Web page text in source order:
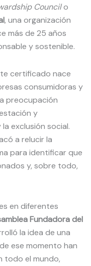
Councilo
, una organización
más de 25 años
y sostenible.
certificado nace
consumidoras y
preocupación
y
exclusión social.
a relucir la
para identificar que
y, sobre todo,
en diferentes
Fundadora del
la idea de una
ese momento han
todo el mundo,